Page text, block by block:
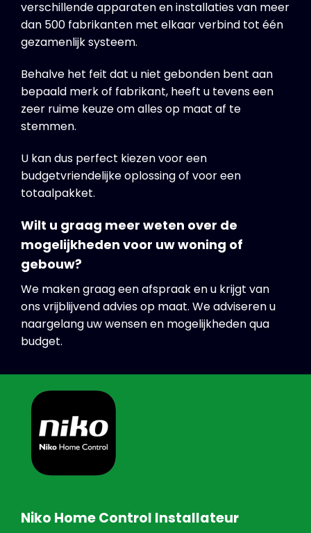
verschillende apparaten en installaties van meer
dan 500 fabrikanten met elkaar verbind tot één
gezamenlijk systeem.
Behalve het feit dat u niet gebonden bent aan
bepaald merk of fabrikant, heeft u tevens een
zeer ruime keuze om alles op maat af te
stemmen.
U kan dus perfect kiezen voor een
budgetvriendelijke oplossing of voor een
totaalpakket.
Wilt u graag meer weten over de
mogelijkheden voor uw woning of
gebouw?
We maken graag een afspraak en u krijgt van
ons vrijblijvend advies op maat. We adviseren u
naargelang uw wensen en mogelijkheden qua
budget.
Niko Home Control Installateur